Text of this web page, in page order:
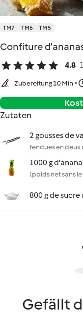
TM7 TM6 TM5
Confiture
4.8
Zubereitung 10 Min
Zutaten
2 gousses de
fendues en deux
1000 g
(poids net sans
800 g de
Gefällt